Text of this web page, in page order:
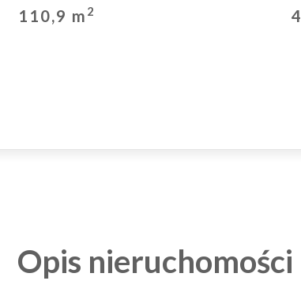
110,9 m 2 4
Opis nieruchomości